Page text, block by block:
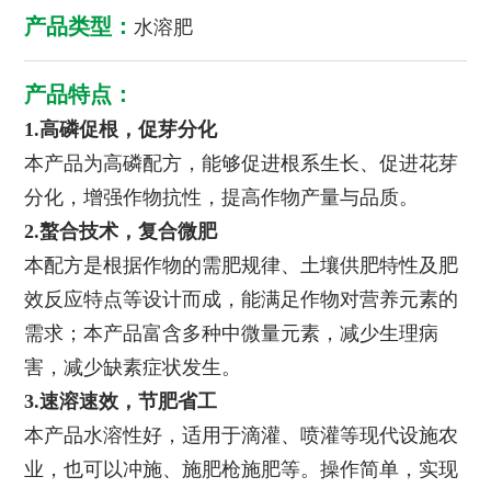
产品类型： 水溶肥
产品特点：
1.高磷促根，促芽分化
本产品为高磷配方，能够促进根系生长、促进花芽
分化，增强作物抗性，提高作物产量与品质。
2.螯合技术，复合微肥
本配方是根据作物的需肥规律、土壤供肥特性及肥
效反应特点等设计而成，能满足作物对营养元素的
需求；本产品富含多种中微量元素，减少生理病
害，减少缺素症状发生。
3.速溶速效，节肥省工
本产品水溶性好，适用于滴灌、喷灌等现代设施农
业，也可以冲施、施肥枪施肥等。操作简单，实现